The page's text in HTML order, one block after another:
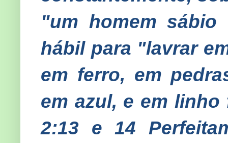
"um homem sábio
hábil para "lavrar
em ferro, em
em azul, e em
2:13 e 14